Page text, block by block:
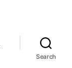
Search